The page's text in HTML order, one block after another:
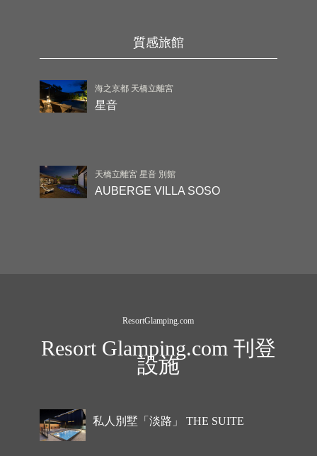
質感旅館
海之京都 天橋立離宮
星音
天橋立離宮 星音 別館
AUBERGE VILLA SOSO
ResortGlamping.com
Resort Glamping.com 刊登
設施
私人別墅「淡路」 THE SUITE